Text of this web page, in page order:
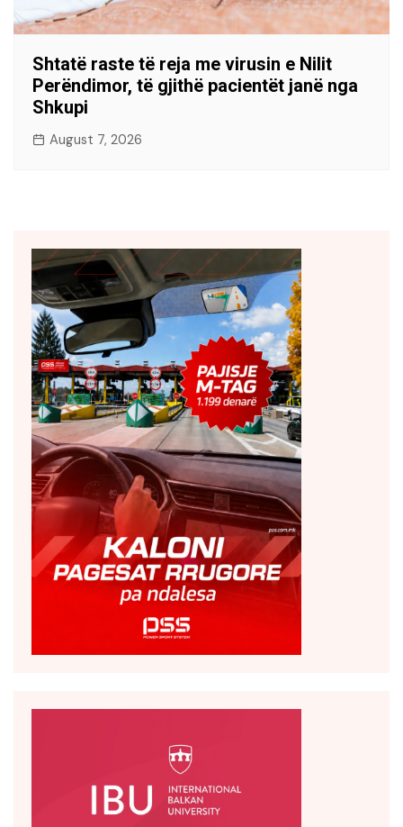
Shtatë raste të reja me virusin e Nilit
Perëndimor, të gjithë pacientët janë nga
Shkupi
August 7, 2026